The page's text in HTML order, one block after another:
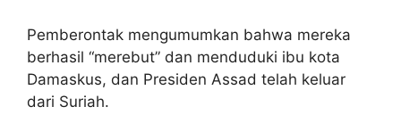
Pemberontak mengumumkan bahwa mereka
berhasil “merebut” dan menduduki ibu kota
Damaskus, dan Presiden Assad telah keluar
dari Suriah.